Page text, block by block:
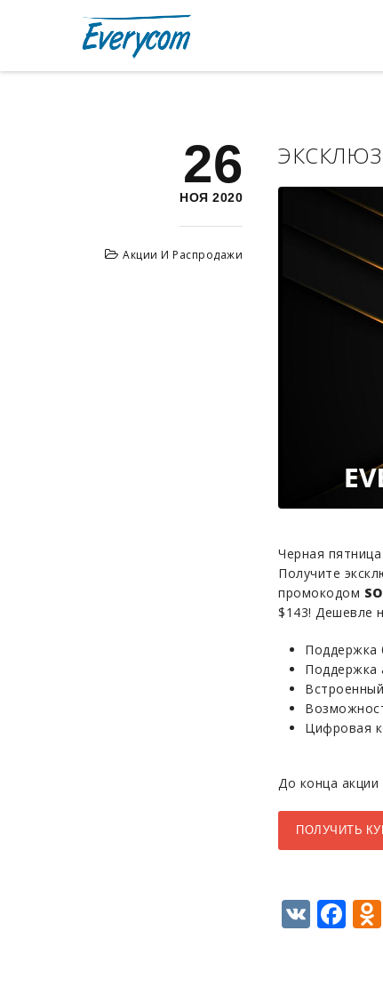
26
НОЯ 2020
Акции И Распродажи
Черная
Получите
промокодом
$143! Дешевле
Поддержка
Поддержка
Цифровая
До конца акции
ПОЛУЧИТЬ
VK